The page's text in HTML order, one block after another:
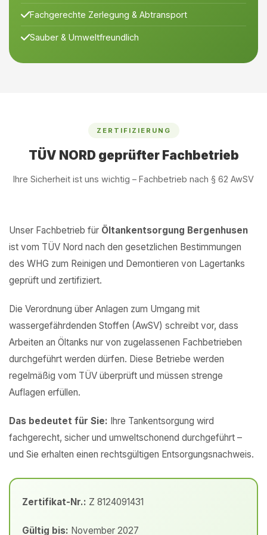
Fachgerechte Zerlegung & Abtransport
Sauber & Umweltfreundlich
ZERTIFIZIERUNG
TÜV NORD geprüfter Fachbetrieb
Ihre Sicherheit ist uns wichtig – Fachbetrieb nach § 62 AwSV
Unser Fachbetrieb für Öltankentsorgung Bergenhusen
ist vom TÜV Nord nach den gesetzlichen Bestimmungen
des WHG zum Reinigen und Demontieren von Lagertanks
geprüft und zertifiziert.
Die Verordnung über Anlagen zum Umgang mit
wassergefährdenden Stoffen (AwSV) schreibt vor, dass
Arbeiten an Öltanks nur von zugelassenen Fachbetrieben
durchgeführt werden dürfen. Diese Betriebe werden
regelmäßig vom TÜV überprüft und müssen strenge
Auflagen erfüllen.
Das bedeutet für Sie: Ihre Tankentsorgung wird
fachgerecht, sicher und umweltschonend durchgeführt –
und Sie erhalten einen rechtsgültigen Entsorgungsnachweis.
Zertifikat-Nr.: Z 8124091431
Gültig bis: November 2027